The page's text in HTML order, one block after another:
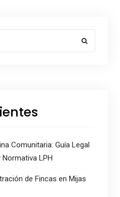
Comunitaria: Guía Legal
LPH
de Fincas en Mijas